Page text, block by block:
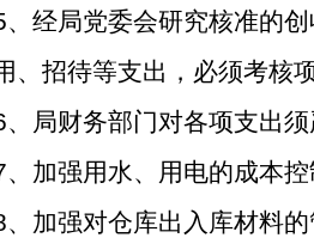
、经局党委会研究核准的
、招待等支出，必须考核
、局财务部门对各项支出
、加强用水、用电的成本控
、加强对仓库出入库材料